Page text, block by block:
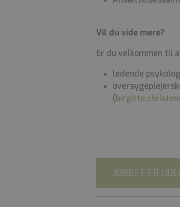
Vil du vide mere?
Er du velkommen til
ledende
(
JOBBET ER